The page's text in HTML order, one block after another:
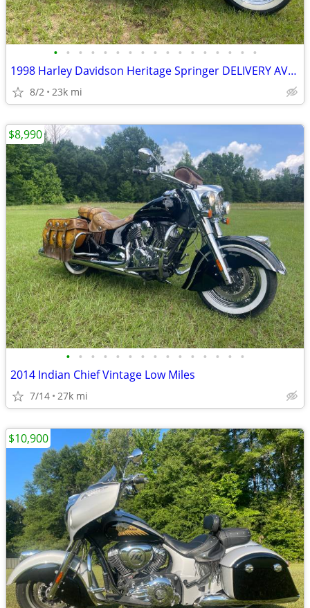
• • • • • • • • • • • • • • • • •
1998 Harley Davidson Heritage Springer DELIVERY AVAILABLE
8/2 23k mi
• • • • • • • • • • • • • • •
2014 Indian Chief Vintage Low Miles
7/14 27k mi
$8,990
$10,900